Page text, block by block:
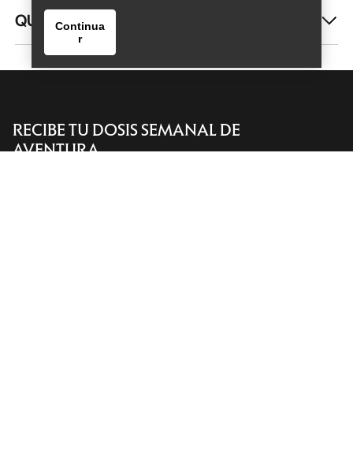
Encuentra una tienda Help
QUIÉNES SOMOS
RECIBE TU DOSIS SEMANAL DE
AVENTURA
Continua
r